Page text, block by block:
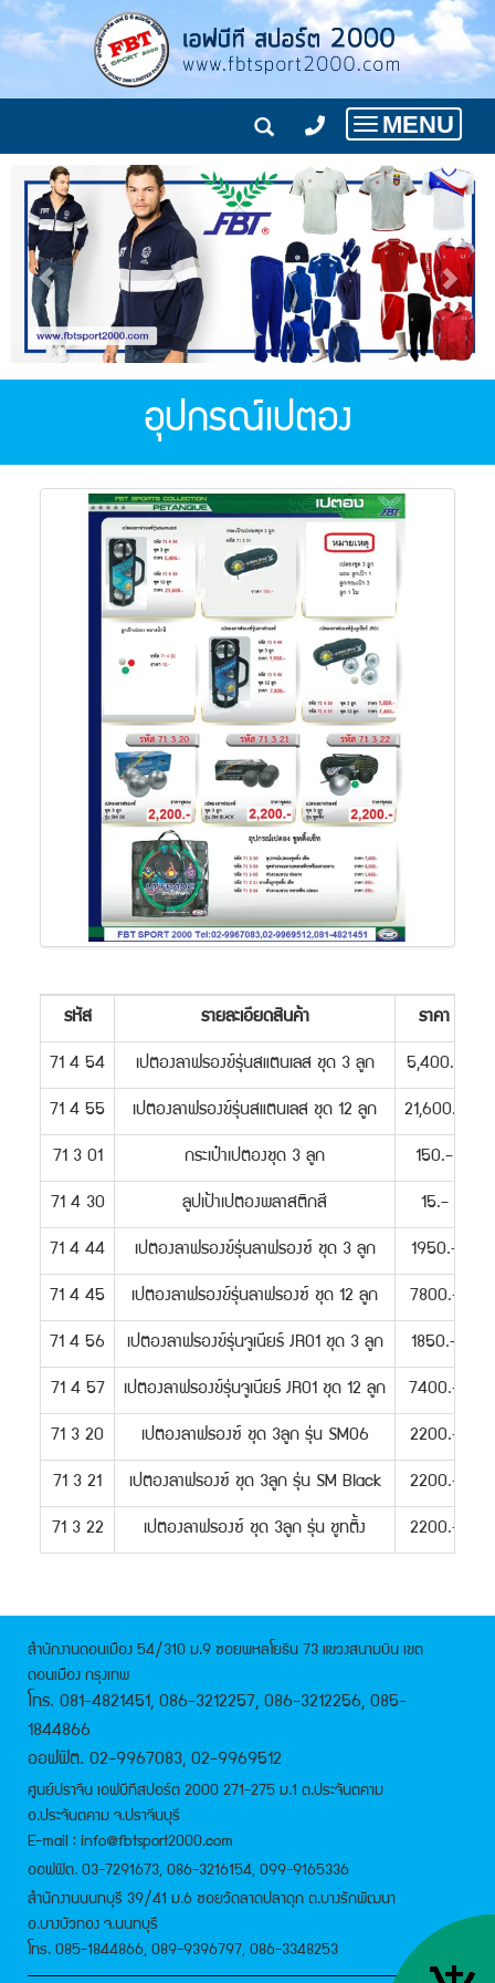
Toggle
navigation
MENU
อุปกรณ์เปตอง
รหัส รายละเอียดสินค้า ราคา
71 4 54 เปตองลาฟรองข์รุ่นสแตนเลส ชุด 3 ลูก 5,400.-
71 4 55 เปตองลาฟรองข์รุ่นสแตนเลส ชุด 12 ลูก 21,600.-
71 3 01 กระเป๋าเปตองชุด 3 ลูก 150.-
71 4 30 ลูปเป้าเปตองพลาสติกสี 15.-
71 4 44 เปตองลาฟรองข์รุ่นลาฟรองซ์ ชุด 3 ลูก 1950.-
71 4 45 เปตองลาฟรองข์รุ่นลาฟรองซ์ ชุด 12 ลูก 7800.-
71 4 56 เปตองลาฟรองข์รุ่นจูเนียร์ JR01 ชุด 3 ลูก 1850.-
71 4 57 เปตองลาฟรองข์รุ่นจูเนียร์ JR01 ชุด 12 ลูก 7400.-
71 3 20 เปตองลาฟรองซ์ ชุด 3ลูก รุ่น SM06 2200.-
71 3 21 เปตองลาฟรองซ์ ชุด 3ลูก รุ่น SM Black 2200.-
71 3 22 เปตองลาฟรองซ์ ชุด 3ลูก รุ่น ชูทติ้ง 2200.-
สำนักงานดอนเมือง 54/310 ม.9 ซอยพหลโยธิน 73 แขวงสนามบิน เขต
ดอนเมือง กรุงเทพ
โทร. 081-4821451, 086-3212257, 086-3212256, 085-
1844866
ออฟฟิต. 02-9967083, 02-9969512
ศูนย์ปราจีน เอฟบีทีสปอร์ต 2000 271-275 ม.1 ต.ประจันตคาม
อ.ประจันตคาม จ.ปราจีนบุรี
E-mail : info@fbtsport2000.com
ออฟฟิต. 03-7291673, 086-3216154, 099-9165336
สำนักงานนนทบุรี 39/41 ม.6 ซอยวัดลาดปลาดุก ต.บางรักพัฒนา
อ.บางบัวทอง จ.นนทบุรี
โทร. 085-1844866, 089-9396797, 086-3348253